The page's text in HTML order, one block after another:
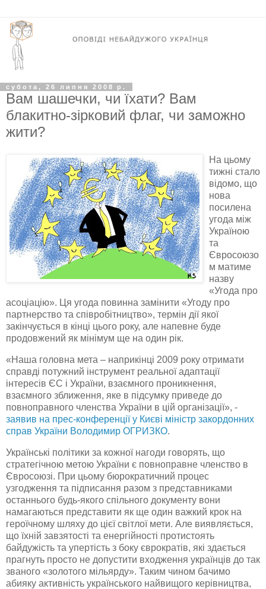
субота, 26 липня 2008 р.
Вам шашечки, чи їхати? Вам
блакитно-зірковий флаг, чи заможно
жити?
На цьому
тижні стало
відомо, що
нова
посилена
угода між
Україною
та
Євросоюзо
м матиме
назву
«Угода про
асоціацію». Ця угода повинна замінити «Угоду про
партнерство та співробітництво», термін дії якої
закінчується в кінці цього року, але напевне буде
продовжений як мінімум ще на один рік.
«Наша головна мета – наприкінці 2009 року отримати
справді потужний інструмент реальної адаптації
інтересів ЄС і України, взаємного проникнення,
взаємного зближення, яке в підсумку приведе до
повноправного членства України в цій організації», -
заявив на прес-конференції у Києві міністр закордонних
справ України Володимир ОГРИЗКО.
Українські політики за кожної нагоди говорять, що
стратегічною метою України є повноправне членство в
Євросоюзі. При цьому бюрократичний процес
узгодження та підписання разом з представниками
останнього будь-якого спільного документу вони
намагаються представити як ще один важкий крок на
героїчному шляху до цієї світлої мети. Але виявляється,
що їхній завзятості та енергійності протистоять
байдужість та упертість з боку єврократів, які здається
прагнуть просто не допустити входження українців до так
званого «золотого мільярду». Таким чином бачимо
абияку активність українського найвищого керівництва,